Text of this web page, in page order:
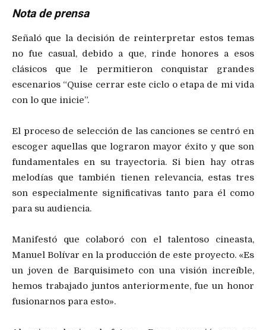
Nota de prensa
Señaló que la decisión de reinterpretar estos temas
no fue casual, debido a que, rinde honores a esos
clásicos que le permitieron conquistar grandes
escenarios “Quise cerrar este ciclo o etapa de mi vida
con lo que inicie”.
El proceso de selección de las canciones se centró en
escoger aquellas que lograron mayor éxito y que son
fundamentales en su trayectoria. Si bien hay otras
melodías que también tienen relevancia, estas tres
son especialmente significativas tanto para él como
para su audiencia.
Manifestó que colaboró con el talentoso cineasta,
Manuel Bolívar en la producción de este proyecto. «Es
un joven de Barquisimeto con una visión increíble,
hemos trabajado juntos anteriormente, fue un honor
fusionarnos para esto».